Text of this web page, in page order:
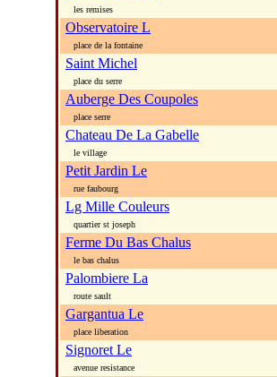
les remises
Observatoire L
place de la fontaine
Saint Michel
place du serre
Auberge Des Coupoles
place serre
Chateau De La Gabelle
le village
Petit Jardin Le
rue faubourg
Lg Mille Couleurs
quartier st joseph
Ferme Du Bas Chalus
le bas chalus
Palombiere La
route sault
Gargantua Le
place liberation
Signoret Le
avenue resistance